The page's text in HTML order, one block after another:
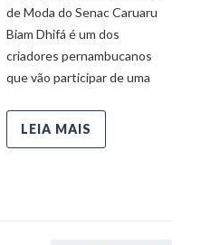
de Moda do Senac Caruaru
Biam Dhifá é um dos
criadores pernambucanos
que vão participar de uma
LEIA MAIS